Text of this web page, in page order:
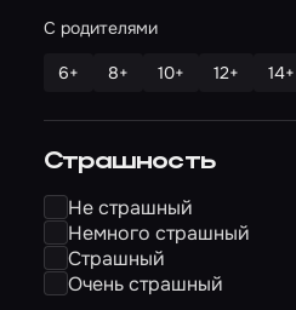
С родителями
6+ 8+ 10+ 12+ 14+
Страшность
Не страшный
Немного страшный
Страшный
Очень страшный